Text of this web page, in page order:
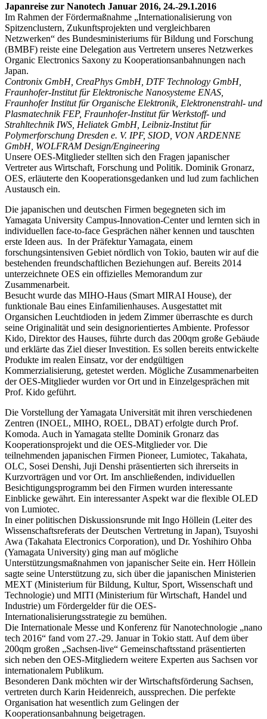
Japanreise zur Nanotech Januar 2016, 24.-29.1.2016
Im Rahmen der Fördermaßnahme „Internationalisierung von
Spitzenclustern, Zukunftsprojekten und vergleichbaren
Netzwerken“ des Bundesministeriums für Bildung und Forschung
(BMBF) reiste eine Delegation aus Vertretern unseres Netzwerkes
Organic Electronics Saxony zu Kooperationsanbahnungen nach
Japan.
Contronix GmbH, CreaPhys GmbH, DTF Technology GmbH,
Fraunhofer-Institut für Elektronische Nanosysteme ENAS,
Fraunhofer Institut für Organische Elektronik, Elektronenstrahl- und
Plasmatechnik FEP, Fraunhofer-Institut für Werkstoff- und
Strahltechnik IWS, Heliatek GmbH, Leibniz-Institut für
Polymerforschung Dresden e. V. IPF, SIOD, VON ARDENNE
GmbH, WOLFRAM Design/Engineering
Unsere OES-Mitglieder stellten sich den Fragen japanischer
Vertreter aus Wirtschaft, Forschung und Politik. Dominik Gronarz,
OES, erläuterte den Kooperationsgedanken und lud zum fachlichen
Austausch ein.
Die japanischen und deutschen Firmen begegneten sich im
Yamagata University Campus-Innovation-Center und lernten sich in
individuellen face-to-face Gesprächen näher kennen und tauschten
erste Ideen aus. In der Präfektur Yamagata, einem
forschungsintensiven Gebiet nördlich von Tokio, bauten wir auf die
bestehenden freundschaftlichen Beziehungen auf. Bereits 2014
unterzeichnete OES ein offizielles Memorandum zur
Zusammenarbeit.
Besucht wurde das MIHO-Haus (Smart MIRAI House), der
funktionale Bau eines Einfamilienhauses. Ausgestattet mit
Organsichen Leuchtdioden in jedem Zimmer überraschte es durch
seine Originalität und sein designorientiertes Ambiente. Professor
Kido, Direktor des Hauses, führte durch das 200qm große Gebäude
und erklärte das Ziel dieser Investition. Es sollen bereits entwickelte
Produkte im realen Einsatz, vor der endgültigen
Kommerzialisierung, getestet werden. Mögliche Zusammenarbeiten
der OES-Mitglieder wurden vor Ort und in Einzelgesprächen mit
Prof. Kido geführt.
Die Vorstellung der Yamagata Universität mit ihren verschiedenen
Zentren (INOEL, MIHO, ROEL, DBAT) erfolgte durch Prof.
Komoda. Auch in Yamagata stellte Dominik Gronarz das
Kooperationsprojekt und die OES-Mitglieder vor. Die
teilnehmenden japanischen Firmen Pioneer, Lumiotec, Takahata,
OLC, Sosei Denshi, Juji Denshi präsentierten sich ihrerseits in
Kurzvorträgen und vor Ort. Im anschließenden, individuellen
Besichtigungsprogramm bei den Firmen wurden interessante
Einblicke gewährt. Ein interessanter Aspekt war die flexible OLED
von Lumiotec.
In einer politischen Diskussionsrunde mit Ingo Höllein (Leiter des
Wissenschaftsreferats der Deutschen Vertretung in Japan), Tsuyoshi
Awa (Takahata Electronics Corporation), und Dr. Yoshihiro Ohba
(Yamagata University) ging man auf mögliche
Unterstützungsmaßnahmen von japanischer Seite ein. Herr Höllein
sagte seine Unterstützung zu, sich über die japanischen Ministerien
MEXT (Ministerium für Bildung, Kultur, Sport, Wissenschaft und
Technologie) und MITI (Ministerium für Wirtschaft, Handel und
Industrie) um Fördergelder für die OES-
Internationalisierungsstrategie zu bemühen.
Die Internationale Messe und Konferenz für Nanotechnologie „nano
tech 2016“ fand vom 27.-29. Januar in Tokio statt. Auf dem über
200qm großen „Sachsen-live“ Gemeinschaftsstand präsentierten
sich neben den OES-Mitgliedern weitere Experten aus Sachsen vor
internationalem Publikum.
Besonderen Dank möchten wir der Wirtschaftsförderung Sachsen,
vertreten durch Karin Heidenreich, aussprechen. Die perfekte
Organisation hat wesentlich zum Gelingen der
Kooperationsanbahnung beigetragen.